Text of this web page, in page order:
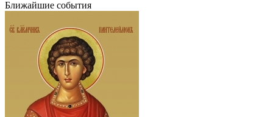
Ближайшие события